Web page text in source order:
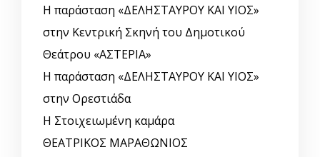
Η παράσταση «ΔΕΛΗΣΤΑΥΡΟΥ ΚΑΙ ΥΙΟΣ»
στην Κεντρική Σκηνή του Δημοτικού
Θεάτρου «ΑΣΤΕΡΙΑ»
Η παράσταση «ΔΕΛΗΣΤΑΥΡΟΥ ΚΑΙ ΥΙΟΣ»
στην Ορεστιάδα
Η Στοιχειωμένη καμάρα
ΘΕΑΤΡΙΚΟΣ ΜΑΡΑΘΩΝΙΟΣ